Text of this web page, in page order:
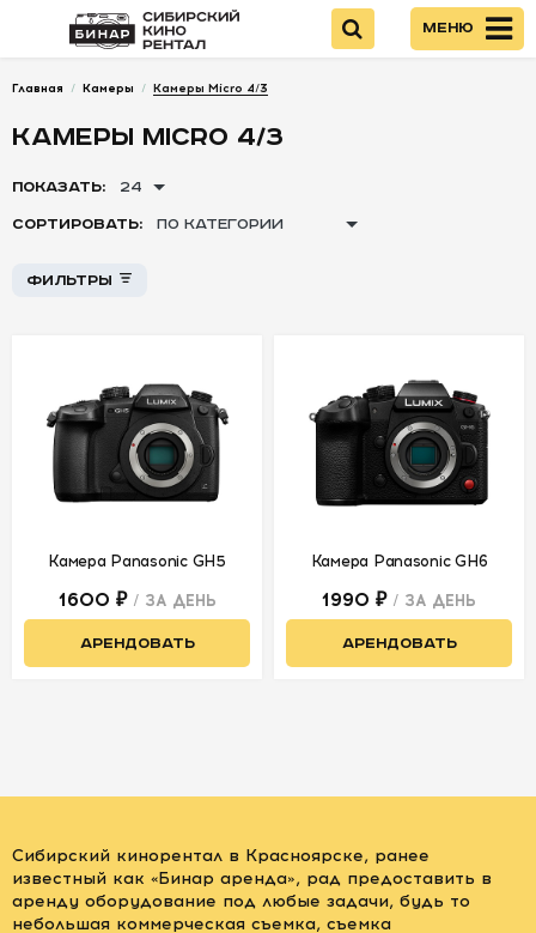
Войти
Камеры Canon
Камеры Nikon
Камеры Fujifilm
Камеры Micro
Кинокамеры
Экшн-камеры
Карты памяти и
ОПТИКА
Меню
Главная / Камеры / Камеры Micro 4/3
Стоимость
КАМЕРЫ MICRO 4/3
ПОКАЗАТЬ: 24
СОРТИРОВАТЬ: ПО КАТЕГОРИИ
Фильтры
Камера Panasonic GH5
1600 ₽ / ЗА ДЕНЬ
АРЕНДОВАТЬ
Камера Panasonic GH6
1990 ₽ / ЗА ДЕНЬ
АРЕНДОВАТЬ
Сибирский кинорентал в Красноярске, ранее
известный как «Бинар аренда», рад предоставить в
аренду оборудование под любые задачи, будь то
небольшая коммерческая съемка, съемка